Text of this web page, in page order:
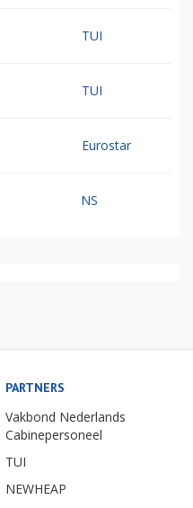
TUI
TUI
Eurostar
NS
PARTNERS
Vakbond Nederlands
Cabinepersoneel
TUI
NEWHEAP